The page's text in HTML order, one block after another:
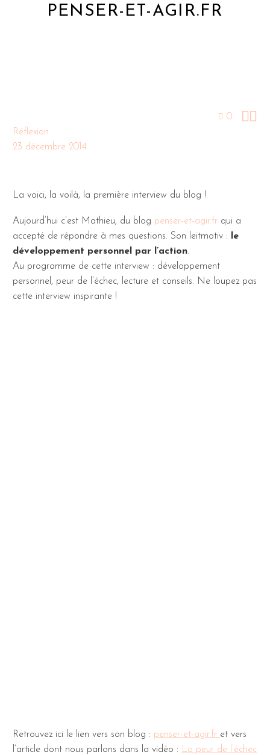
PENSER-ET-AGIR.FR
0 
Réflexion
23 décembre 2014
La voici, la voilà, la première interview du blog !
Aujourd’hui c’est Mathieu, du blog penser-et-agir.fr qui a
accepté de répondre à mes questions. Son leitmotiv :
le
développement personnel par l’action.
Au programme de cette interview : développement
personnel, peur de l’échec, lecture et conseils. Ne loupez pas
cette interview inspirante !
Retrouvez ici le lien vers son blog : penser-et-agir.fr et vers
l’article dont nous parlons dans la vidéo : La peur de l’échec